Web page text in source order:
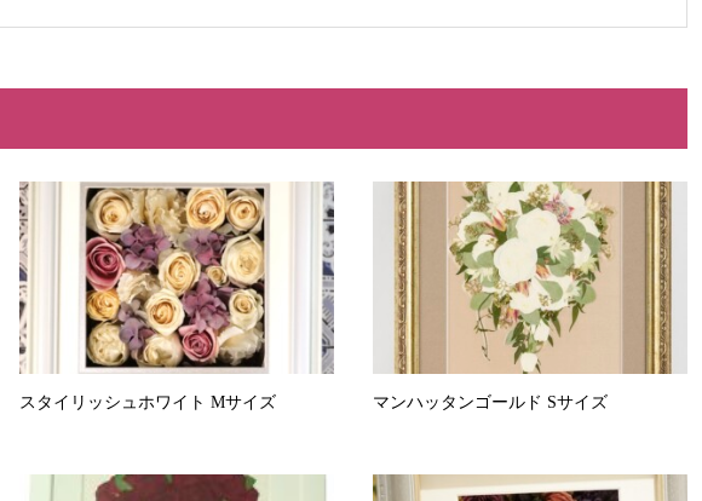
スタイリッシュホワイト Mサイズ マンハッタンゴールド Sサイズ